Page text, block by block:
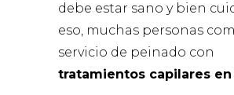
debe estar sano y bien
eso, muchas personas
servicio de peinado con
tratamientos capilares en